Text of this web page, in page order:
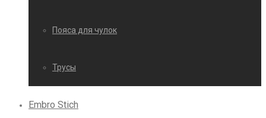
Пояса для чулок
Трусы
Embro Stich